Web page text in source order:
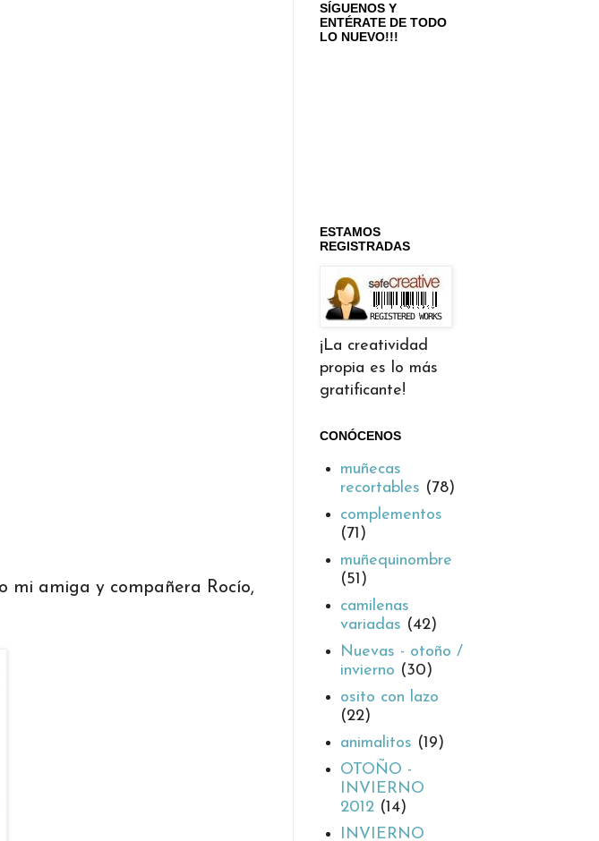
mi amiga y compañera Rocío,
SÍGUENOS Y
ENTÉRATE DE TODO
LO NUEVO!!!
ESTAMOS
REGISTRADAS
¡La creatividad
propia es lo más
gratificante!
CONÓCENOS
muñecas
recortables (78)
complementos
(71)
muñequinombre
(51)
camilenas
variadas (42)
Nuevas - otoño /
invierno (30)
osito con lazo
(22)
animalitos (19)
OTOÑO -
INVIERNO
2012 (14)
INVIERNO